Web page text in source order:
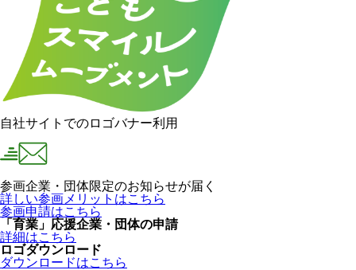
自社サイトでのロゴバナー利用
参画企業・団体限定のお知らせが届く
詳しい参画メリットはこちら
参画申請はこちら
「育業」応援企業・団体の申請
詳細はこちら
ロゴダウンロード
ダウンロードはこちら